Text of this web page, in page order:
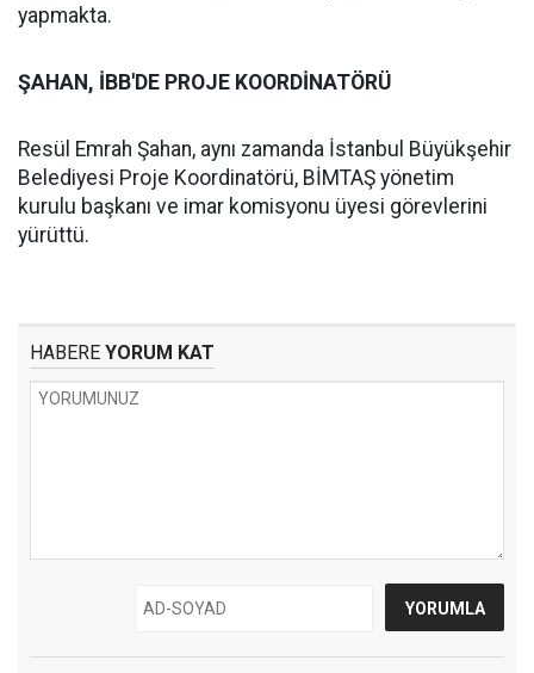
yapmakta.
ŞAHAN, İBB'DE PROJE KOORDİNATÖRÜ
Resül Emrah Şahan, aynı zamanda İstanbul Büyükşehir
Belediyesi Proje Koordinatörü, BİMTAŞ yönetim
kurulu başkanı ve imar komisyonu üyesi görevlerini
yürüttü.
HABERE YORUM KAT